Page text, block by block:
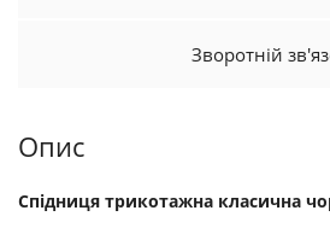
Зворотній
Опис
Спідниця трикотажна класична